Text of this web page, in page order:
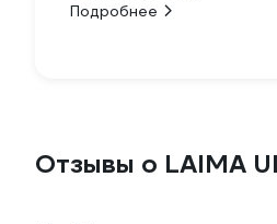
Подробнее
Отзывы о LAIMA